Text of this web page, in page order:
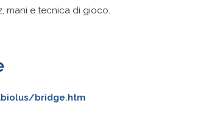
mani e tecnica di gioco.
bridge.htm